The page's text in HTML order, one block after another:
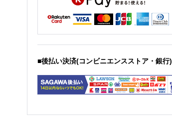
■後払い決済(コンビニエンスストア・銀行)